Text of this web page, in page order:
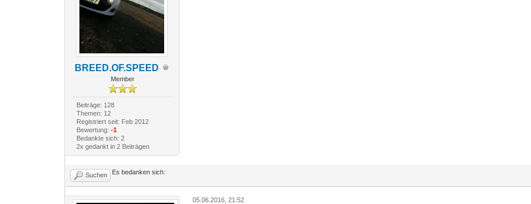
BREED.OF.SPEED
Member
Beiträge: 128
Themen: 12
Registriert seit: Feb 2012
Bewertung: -1
Bedankte sich: 2
2x gedankt in 2 Beiträgen
Suchen Es bedanken sich:
05.06.2016, 21:52